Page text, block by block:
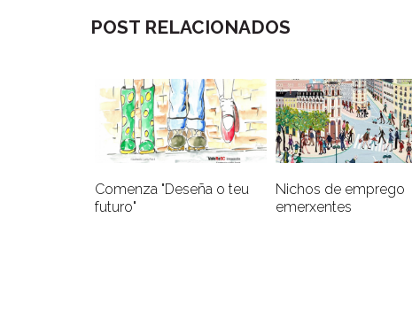
POST RELACIONADOS
Comenza "Deseña o teu
futuro"
Nichos de emprego
emerxentes